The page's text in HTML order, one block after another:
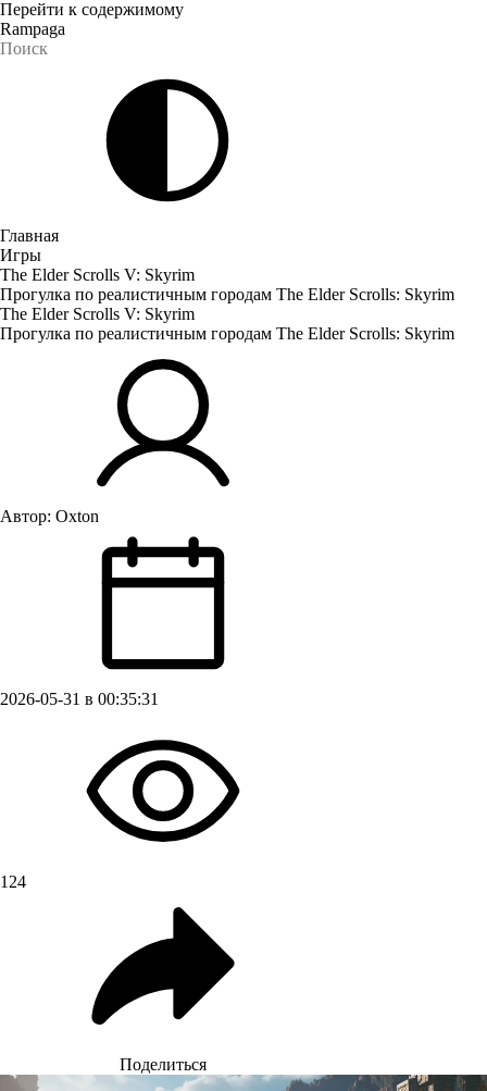
Перейти к содержимому
Rampaga
Главная
Игры
The Elder Scrolls V: Skyrim
Прогулка по реалистичным городам The Elder Scrolls: Skyrim
The Elder Scrolls V: Skyrim
Прогулка по реалистичным городам The Elder Scrolls: Skyrim
Автор: Oxton
2026-05-31 в 00:35:31
124
Поделиться